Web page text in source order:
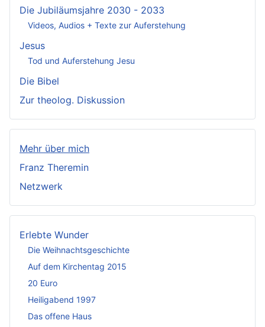
Die Jubiläumsjahre 2030 - 2033
Videos, Audios + Texte zur Auferstehung
Jesus
Tod und Auferstehung Jesu
Die Bibel
Zur theolog. Diskussion
Mehr über mich
Franz Theremin
Netzwerk
Erlebte Wunder
Die Weihnachtsgeschichte
Auf dem Kirchentag 2015
20 Euro
Heiligabend 1997
Das offene Haus